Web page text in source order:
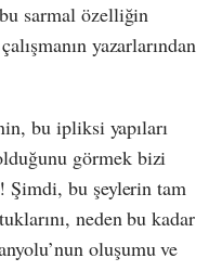
sarmal özelliğin
yazarlarından
bu ipliksi yapıları
görmek bizi
Şimdi, bu şeylerin tam
neden bu kadar
oluşumu ve